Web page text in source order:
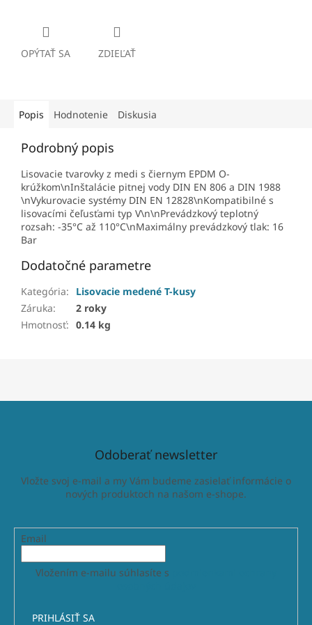
OPÝTAŤ SA ZDIEĽAŤ
Popis Hodnotenie Diskusia
Podrobný popis
Lisovacie tvarovky z medi s čiernym EPDM O-
krúžkom\nInštalácie pitnej vody DIN EN 806 a DIN 1988
\nVykurovacie systémy DIN EN 12828\nKompatibilné s
lisovacími čeľusťami typ V\n\nPrevádzkový teplotný
rozsah: -35°C až 110°C\nMaximálny prevádzkový tlak: 16
Bar
Dodatočné parametre
Kategória:
Lisovacie medené T-kusy
Záruka:
2 roky
Hmotnosť: 0.14 kg
Odoberať newsletter
Vložte svoj e-mail a my Vám budeme zasielať informácie o
nových produktoch na našom e-shope.
Email
Vložením e-mailu súhlasíte s
PRIHLÁSIŤ SA